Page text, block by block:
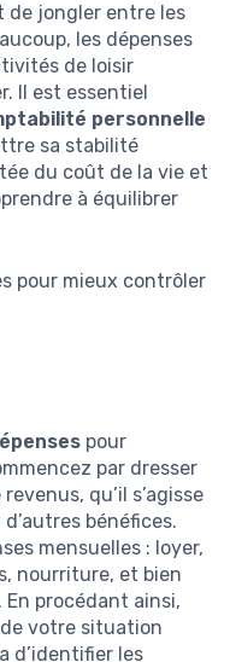
de jongler entre les
les dépenses
de loisir
Il est essentiel
personnelle
sa stabilité
du coût de la vie et
à équilibrer
pour mieux contrôler
pour
par dresser
qu’il s’agisse
bénéfices.
mensuelles : loyer,
nourriture, et bien
En procédant ainsi,
de votre situation
d’identifier les